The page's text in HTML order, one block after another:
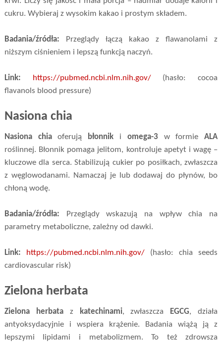
cukru. Wybieraj z wysokim kakao i prostym składem.
Badania/źródła: Przeglądy łączą kakao z flawanolami z
niższym ciśnieniem i lepszą funkcją naczyń.
Link: https://pubmed.ncbi.nlm.nih.gov/(hasło: cocoa
flavanols blood pressure)
Nasiona chia
Nasiona chiaoferują błonnik i omega-3 w formieALA
roślinnej. Błonnik pomaga jelitom, kontroluje apetyt i wagę –
kluczowe dla serca. Stabilizują cukier po posiłkach, zwłaszcza
z węglowodanami. Namaczaj je lub dodawaj do płynów, bo
chłoną wodę.
Badania/źródła: Przeglądy wskazują na wpływ chia na
parametry metaboliczne, zależny od dawki.
Link: https://pubmed.ncbi.nlm.nih.gov/(hasło: chia seeds
cardiovascular risk)
Zielona herbata
Zielona herbataz katechinami, zwłaszcza EGCG, działa
antyoksydacyjnie i wspiera krążenie. Badania wiążą ją z
lepszymi lipidami i metabolizmem. To też zdrowsza